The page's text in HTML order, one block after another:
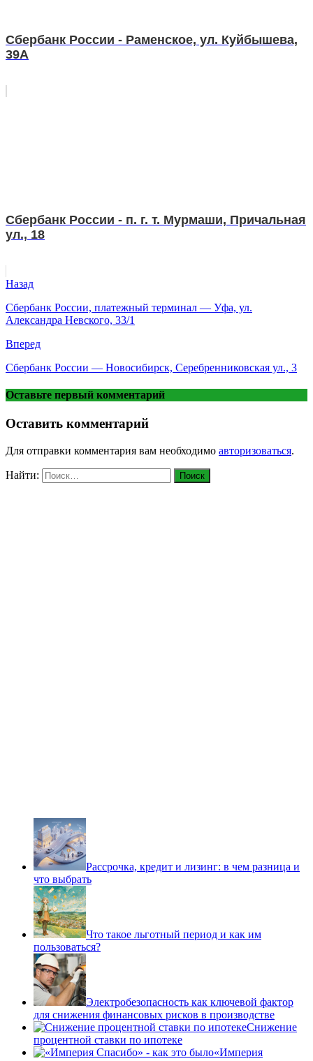
Сбербанк России - Раменское, ул. Куйбышева,
39А
Сбербанк России - п. г. т. Мурмаши, Причальная
ул., 18
Назад
Сбербанк России, платежный терминал — Уфа, ул.
Александра Невского, 33/1
Вперед
Сбербанк России — Новосибирск, Серебренниковская ул., 3
Оставьте первый комментарий
Оставить комментарий
Для отправки комментария вам необходимо авторизоваться.
Найти:
Рассрочка, кредит и лизинг: в чем разница и
что выбрать
Что такое льготный период и как им
пользоваться?
Электробезопасность как ключевой фактор
для снижения финансовых рисков в производстве
Снижение
процентной ставки по ипотеке
«Империя